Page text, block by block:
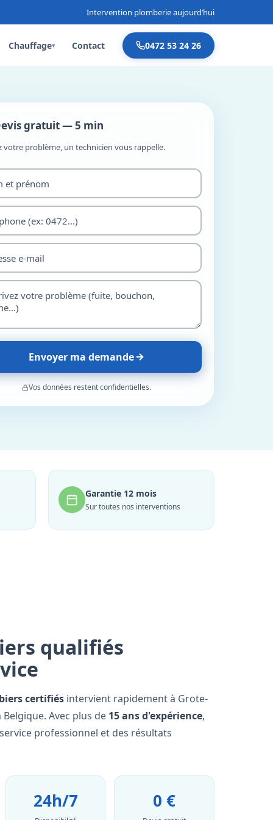
Intervention plomberie aujourd’hui
Chauffage▾ Contact 0472 53 24 26
gratuit — 5 min
votre problème, un technicien vous rappelle.
Envoyer ma demande
Vos données restent confidentielles.
Garantie 12 mois
Sur toutes nos interventions
qualifiés
certifiés intervient rapidement à Grote-
Avec plus de 15 ans d'expérience,
professionnel et des résultats
24h/7 0 €